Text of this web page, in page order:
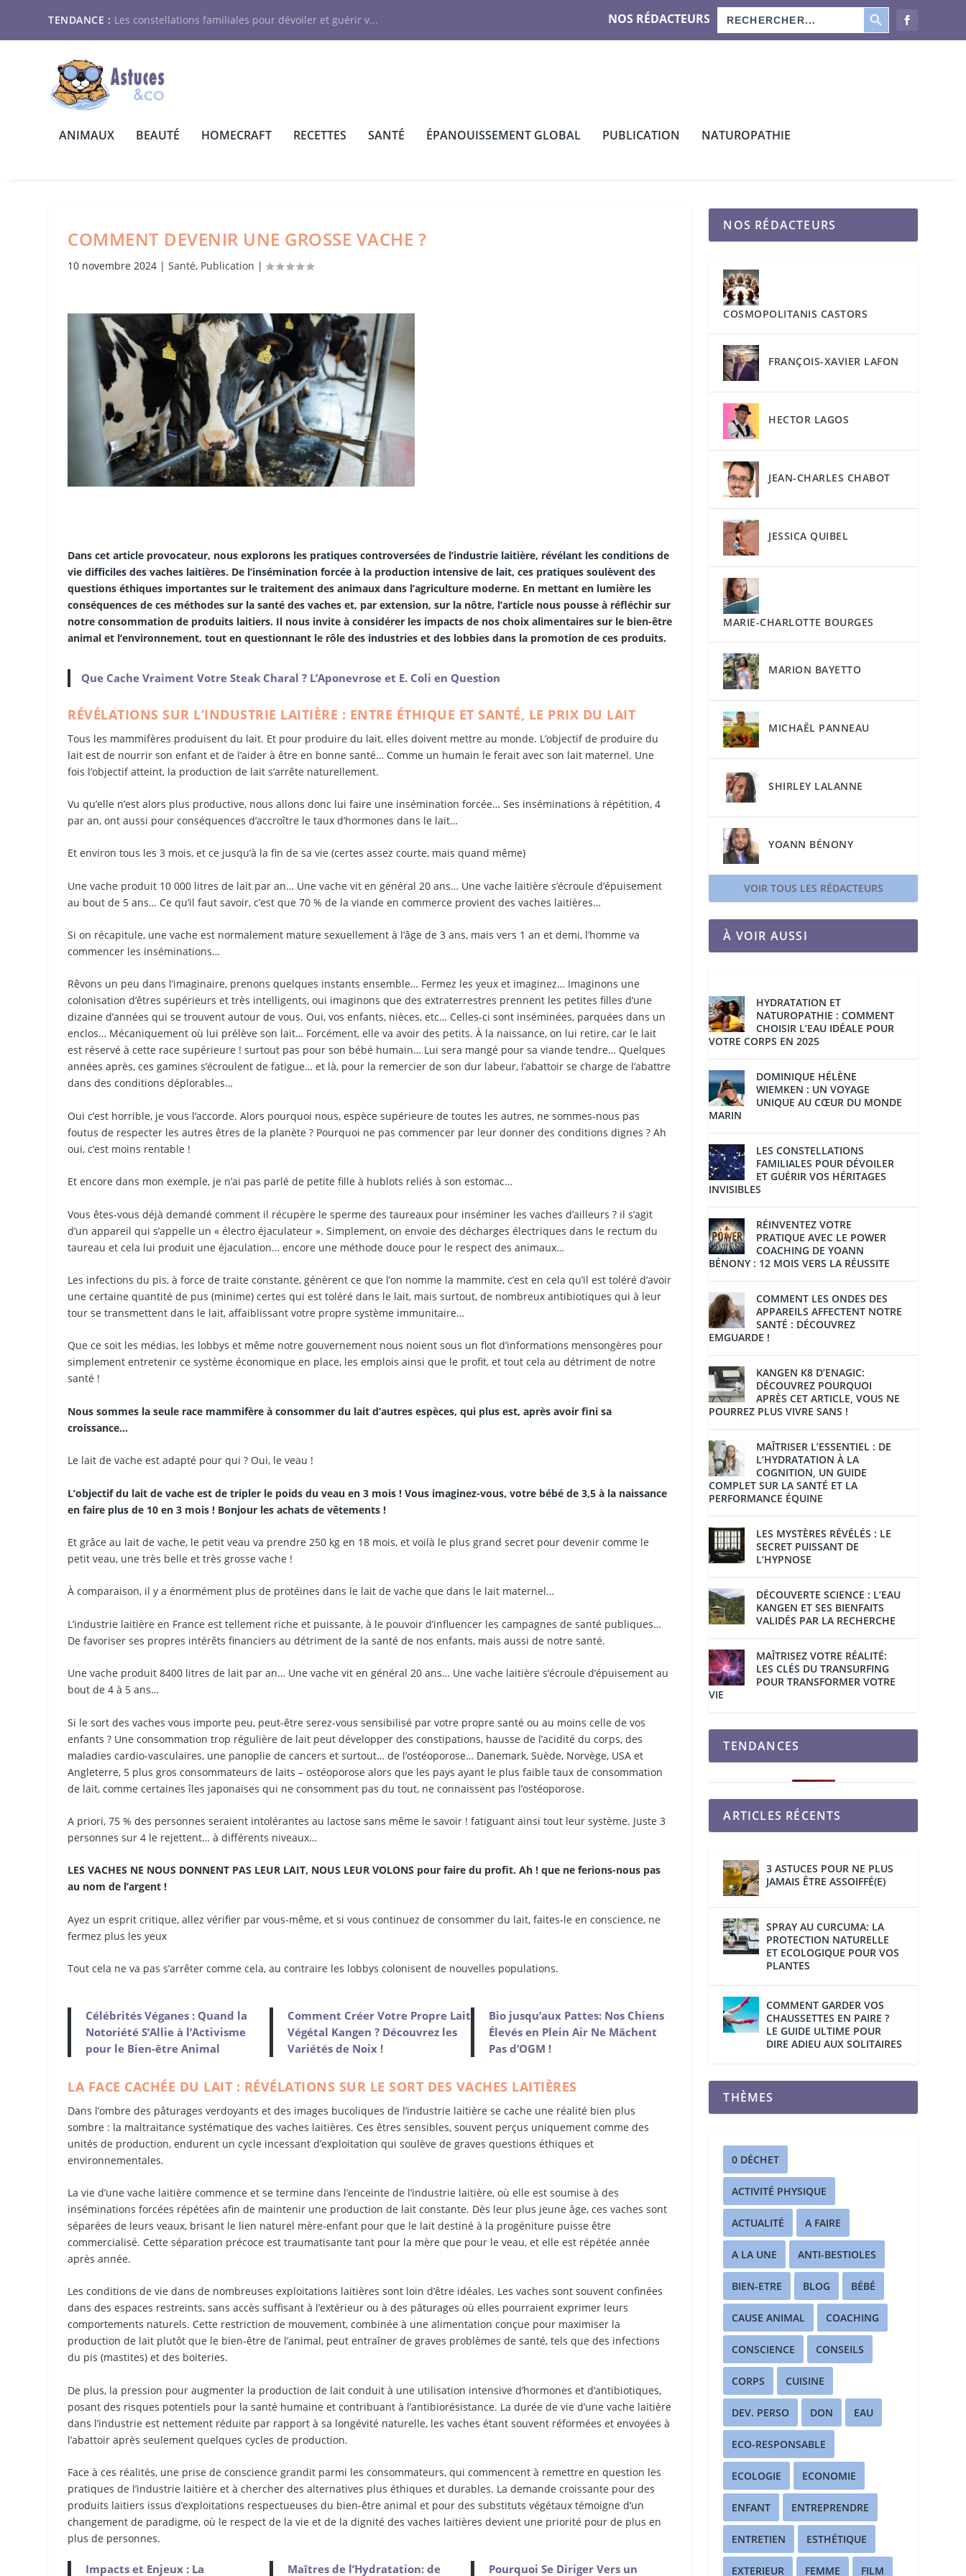
TENDANCE : Les constellations familiales pour dévoiler et guérir v... NOS RÉDACTEURS Search
for:
SEARCH BUTTON
ANIMAUX BEAUTÉ HOMECRAFT RECETTES SANTÉ ÉPANOUISSEMENT GLOBAL PUBLICATION NATUROPATHIE
COMMENT DEVENIR UNE GROSSE VACHE ?
10 novembre 2024 |Santé, Publication |
Dans cet article provocateur, nous explorons les pratiques controversées de l’industrie laitière, révélant les conditions de
vie difficiles des vaches laitières. De l’insémination forcée à la production intensive de lait, ces pratiques soulèvent des
questions éthiques importantes sur le traitement des animaux dans l’agriculture moderne. En mettant en lumière les
conséquences de ces méthodes sur la santé des vaches et, par extension, sur la nôtre, l’article nous pousse à réfléchir sur
notre consommation de produits laitiers. Il nous invite à considérer les impacts de nos choix alimentaires sur le bien-être
animal et l’environnement, tout en questionnant le rôle des industries et des lobbies dans la promotion de ces produits.
Que Cache Vraiment Votre Steak Charal ? L’Aponevrose et E. Coli en Question
RÉVÉLATIONS SUR L’INDUSTRIE LAITIÈRE : ENTRE ÉTHIQUE ET SANTÉ, LE PRIX DU LAIT
Tous les mammifères produisent du lait. Et pour produire du lait, elles doivent mettre au monde. L’objectif de produire du
lait est de nourrir son enfant et de l’aider à être en bonne santé… Comme un humain le ferait avec son lait maternel. Une
fois l’objectif atteint, la production de lait s’arrête naturellement.
Vu qu’elle n’est alors plus productive, nous allons donc lui faire une insémination forcée… Ses inséminations à répétition, 4
par an, ont aussi pour conséquences d’accroître le taux d’hormones dans le lait…
Et environ tous les 3 mois, et ce jusqu’à la fin de sa vie (certes assez courte, mais quand même)
Une vache produit 10 000 litres de lait par an… Une vache vit en général 20 ans… Une vache laitière s’écroule d’épuisement
au bout de 5 ans… Ce qu’il faut savoir, c’est que 70 % de la viande en commerce provient des vaches laitières…
Si on récapitule, une vache est normalement mature sexuellement à l’âge de 3 ans, mais vers 1 an et demi, l’homme va
commencer les inséminations…
Rêvons un peu dans l’imaginaire, prenons quelques instants ensemble… Fermez les yeux et imaginez… Imaginons une
colonisation d’êtres supérieurs et très intelligents, oui imaginons que des extraterrestres prennent les petites filles d’une
dizaine d’années qui se trouvent autour de vous. Oui, vos enfants, nièces, etc… Celles-ci sont inséminées, parquées dans un
enclos… Mécaniquement où lui prélève son lait… Forcément, elle va avoir des petits. À la naissance, on lui retire, car le lait
est réservé à cette race supérieure ! surtout pas pour son bébé humain… Lui sera mangé pour sa viande tendre… Quelques
années après, ces gamines s’écroulent de fatigue… et là, pour la remercier de son dur labeur, l’abattoir se charge de l’abattre
dans des conditions déplorables…
Oui c’est horrible, je vous l’accorde. Alors pourquoi nous, espèce supérieure de toutes les autres, ne sommes-nous pas
foutus de respecter les autres êtres de la planète ? Pourquoi ne pas commencer par leur donner des conditions dignes ? Ah
oui, c’est moins rentable !
Et encore dans mon exemple, je n’ai pas parlé de petite fille à hublots reliés à son estomac…
Vous êtes-vous déjà demandé comment il récupère le sperme des taureaux pour inséminer les vaches d’ailleurs ? il s’agit
d’un appareil qui s’appelle un « électro éjaculateur ». Simplement, on envoie des décharges électriques dans le rectum du
taureau et cela lui produit une éjaculation… encore une méthode douce pour le respect des animaux…
Les infections du pis, à force de traite constante, génèrent ce que l’on nomme la mammite, c’est en cela qu’il est toléré d’avoir
une certaine quantité de pus (minime) certes qui est toléré dans le lait, mais surtout, de nombreux antibiotiques qui à leur
tour se transmettent dans le lait, affaiblissant votre propre système immunitaire…
Que ce soit les médias, les lobbys et même notre gouvernement nous noient sous un flot d’informations mensongères pour
simplement entretenir ce système économique en place, les emplois ainsi que le profit, et tout cela au détriment de notre
santé !
Nous sommes la seule race mammifère à consommer du lait d’autres espèces, qui plus est, après avoir fini sa
croissance…
Le lait de vache est adapté pour qui ? Oui, le veau !
L’objectif du lait de vache est de tripler le poids du veau en 3 mois ! Vous imaginez-vous, votre bébé de 3,5 à la naissance
en faire plus de 10 en 3 mois ! Bonjour les achats de vêtements !
Et grâce au lait de vache, le petit veau va prendre 250 kg en 18 mois, et voilà le plus grand secret pour devenir comme le
petit veau, une très belle et très grosse vache !
À comparaison, il y a énormément plus de protéines dans le lait de vache que dans le lait maternel…
L’industrie laitière en France est tellement riche et puissante, à le pouvoir d’influencer les campagnes de santé publiques…
De favoriser ses propres intérêts financiers au détriment de la santé de nos enfants, mais aussi de notre santé.
Une vache produit 8400 litres de lait par an… Une vache vit en général 20 ans… Une vache laitière s’écroule d’épuisement au
bout de 4 à 5 ans…
Si le sort des vaches vous importe peu, peut-être serez-vous sensibilisé par votre propre santé ou au moins celle de vos
enfants ? Une consommation trop régulière de lait peut développer des constipations, hausse de l’acidité du corps, des
maladies cardio-vasculaires, une panoplie de cancers et surtout… de l’ostéoporose… Danemark, Suède, Norvège, USA et
Angleterre, 5 plus gros consommateurs de laits – ostéoporose alors que les pays ayant le plus faible taux de consommation
de lait, comme certaines îles japonaises qui ne consomment pas du tout, ne connaissent pas l’ostéoporose.
A priori, 75 % des personnes seraient intolérantes au lactose sans même le savoir ! fatiguant ainsi tout leur système. Juste 3
personnes sur 4 le rejettent… à différents niveaux…
LES VACHES NE NOUS DONNENT PAS LEUR LAIT, NOUS LEUR VOLONS pour faire du profit. Ah ! que ne ferions-nous pas
au nom de l’argent !
Ayez un esprit critique, allez vérifier par vous-même, et si vous continuez de consommer du lait, faites-le en conscience, ne
fermez plus les yeux
Tout cela ne va pas s’arrêter comme cela, au contraire les lobbys colonisent de nouvelles populations.
Célébrités Véganes : Quand la
Notoriété S’Allie à l’Activisme
pour le Bien-être Animal
Comment Créer Votre Propre Lait
Végétal Kangen ? Découvrez les
Variétés de Noix !
Bio jusqu’aux Pattes: Nos Chiens
Élevés en Plein Air Ne Mâchent
Pas d’OGM !
LA FACE CACHÉE DU LAIT : RÉVÉLATIONS SUR LE SORT DES VACHES LAITIÈRES
Dans l’ombre des pâturages verdoyants et des images bucoliques de l’industrie laitière se cache une réalité bien plus
sombre : la maltraitance systématique des vaches laitières. Ces êtres sensibles, souvent perçus uniquement comme des
unités de production, endurent un cycle incessant d’exploitation qui soulève de graves questions éthiques et
environnementales.
La vie d’une vache laitière commence et se termine dans l’enceinte de l’industrie laitière, où elle est soumise à des
inséminations forcées répétées afin de maintenir une production de lait constante. Dès leur plus jeune âge, ces vaches sont
séparées de leurs veaux, brisant le lien naturel mère-enfant pour que le lait destiné à la progéniture puisse être
commercialisé. Cette séparation précoce est traumatisante tant pour la mère que pour le veau, et elle est répétée année
après année.
Les conditions de vie dans de nombreuses exploitations laitières sont loin d’être idéales. Les vaches sont souvent confinées
dans des espaces restreints, sans accès suffisant à l’extérieur ou à des pâturages où elles pourraient exprimer leurs
comportements naturels. Cette restriction de mouvement, combinée à une alimentation conçue pour maximiser la
production de lait plutôt que le bien-être de l’animal, peut entraîner de graves problèmes de santé, tels que des infections
du pis (mastites) et des boiteries.
De plus, la pression pour augmenter la production de lait conduit à une utilisation intensive d’hormones et d’antibiotiques,
posant des risques potentiels pour la santé humaine et contribuant à l’antibiorésistance. La durée de vie d’une vache laitière
dans l’industrie est nettement réduite par rapport à sa longévité naturelle, les vaches étant souvent réformées et envoyées à
l’abattoir après seulement quelques cycles de production.
Face à ces réalités, une prise de conscience grandit parmi les consommateurs, qui commencent à remettre en question les
pratiques de l’industrie laitière et à chercher des alternatives plus éthiques et durables. La demande croissante pour des
produits laitiers issus d’exploitations respectueuses du bien-être animal et pour des substituts végétaux témoigne d’un
changement de paradigme, où le respect de la vie et de la dignité des vaches laitières devient une priorité pour de plus en
plus de personnes.
Impacts et Enjeux : La Maîtres de l’Hydratation: de Pourquoi Se Diriger Vers un
NOS RÉDACTEURS
COSMOPOLITANIS CASTORS
FRANÇOIS-XAVIER LAFON
HECTOR LAGOS
JEAN-CHARLES CHABOT
JESSICA QUIBEL
MARIE-CHARLOTTE BOURGES
MARION BAYETTO
MICHAËL PANNEAU
SHIRLEY LALANNE
YOANN BÉNONY
VOIR TOUS LES RÉDACTEURS
À VOIR AUSSI
HYDRATATION ET
NATUROPATHIE : COMMENT
CHOISIR L’EAU IDÉALE POUR
VOTRE CORPS EN 2025
DOMINIQUE HÉLÈNE
WIEMKEN : UN VOYAGE
UNIQUE AU CŒUR DU MONDE
MARIN
LES CONSTELLATIONS
FAMILIALES POUR DÉVOILER
ET GUÉRIR VOS HÉRITAGES
INVISIBLES
RÉINVENTEZ VOTRE
PRATIQUE AVEC LE POWER
COACHING DE YOANN
BÉNONY : 12 MOIS VERS LA RÉUSSITE
COMMENT LES ONDES DES
APPAREILS AFFECTENT NOTRE
SANTÉ : DÉCOUVREZ
EMGUARDE !
KANGEN K8 D’ENAGIC:
DÉCOUVREZ POURQUOI
APRÈS CET ARTICLE, VOUS NE
POURREZ PLUS VIVRE SANS !
MAÎTRISER L’ESSENTIEL : DE
L’HYDRATATION À LA
COGNITION, UN GUIDE
COMPLET SUR LA SANTÉ ET LA
PERFORMANCE ÉQUINE
LES MYSTÈRES RÉVÉLÉS : LE
SECRET PUISSANT DE
L’HYPNOSE
DÉCOUVERTE SCIENCE : L’EAU
KANGEN ET SES BIENFAITS
VALIDÉS PAR LA RECHERCHE
MAÎTRISEZ VOTRE RÉALITÉ:
LES CLÉS DU TRANSURFING
POUR TRANSFORMER VOTRE
VIE
TENDANCES
ARTICLES RÉCENTS
3 ASTUCES POUR NE PLUS
JAMAIS ÊTRE ASSOIFFÉ(E)
SPRAY AU CURCUMA: LA
PROTECTION NATURELLE
ET ECOLOGIQUE POUR VOS
PLANTES
COMMENT GARDER VOS
CHAUSSETTES EN PAIRE ?
LE GUIDE ULTIME POUR
DIRE ADIEU AUX SOLITAIRES
THÈMES
0 DÉCHET
ACTIVITÉ PHYSIQUE
ACTUALITÉ A FAIRE
A LA UNE ANTI-BESTIOLES
BIEN-ETRE BLOG BÉBÉ
CAUSE ANIMAL COACHING
CONSCIENCE CONSEILS
CORPS CUISINE
DEV. PERSO DON EAU
ECO-RESPONSABLE
ECOLOGIE ECONOMIE
ENFANT ENTREPRENDRE
ENTRETIEN ESTHÉTIQUE
EXTERIEUR FEMME FILM